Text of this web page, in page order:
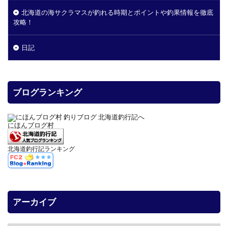
北海道の海サクラマスが釣れる時期とポイントや釣果情報を徹底
攻略！
日記
ブログランキング
にほんブログ村
北海道釣行記ランキング
アーカイブ